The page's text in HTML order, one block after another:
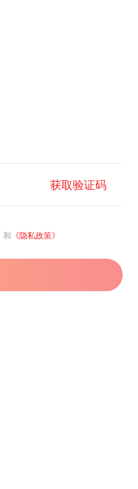
获取验证码
和 《隐私政策》